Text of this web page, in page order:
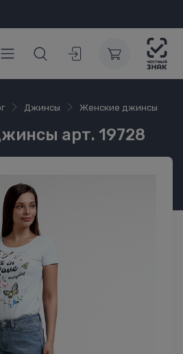
Джинсы Женские джинсы
арт. 19728